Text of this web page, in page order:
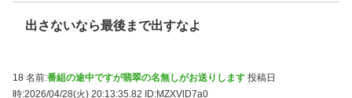
出さないなら最後まで出すなよ
18 名前:番組の途中ですが翡翠の名無しがお送りします 投稿日
時:2026/04/28(火) 20:13:35.82 ID:MZXVlD7a0